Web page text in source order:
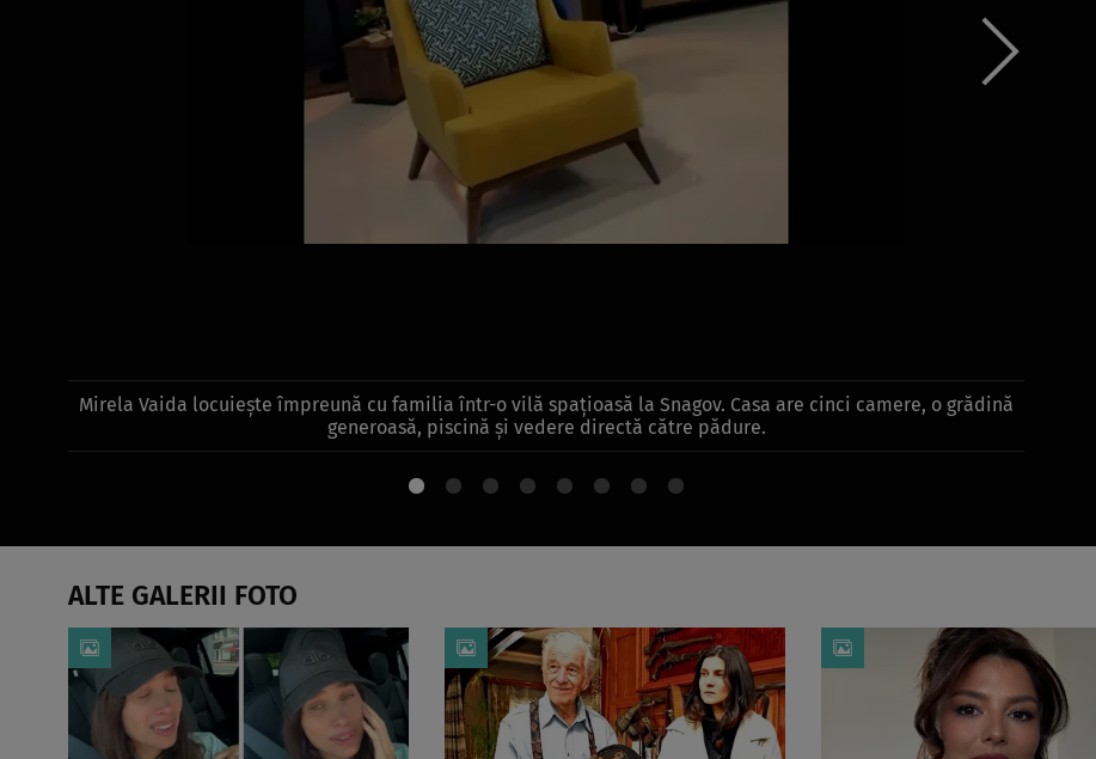
Mirela Vaida locuiește împreună cu familia într-o vilă spațioasă la Snagov. Casa are cinci camere, o grădină
generoasă, piscină și vedere directă către pădure.
ALTE GALERII FOTO